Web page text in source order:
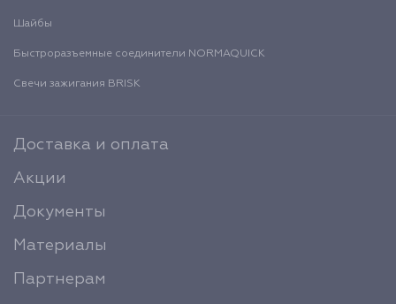
Шайбы
Быстроразъемные соединители NORMAQUICK
Свечи зажигания BRISK
Доставка и оплата
Акции
Документы
Материалы
Партнерам